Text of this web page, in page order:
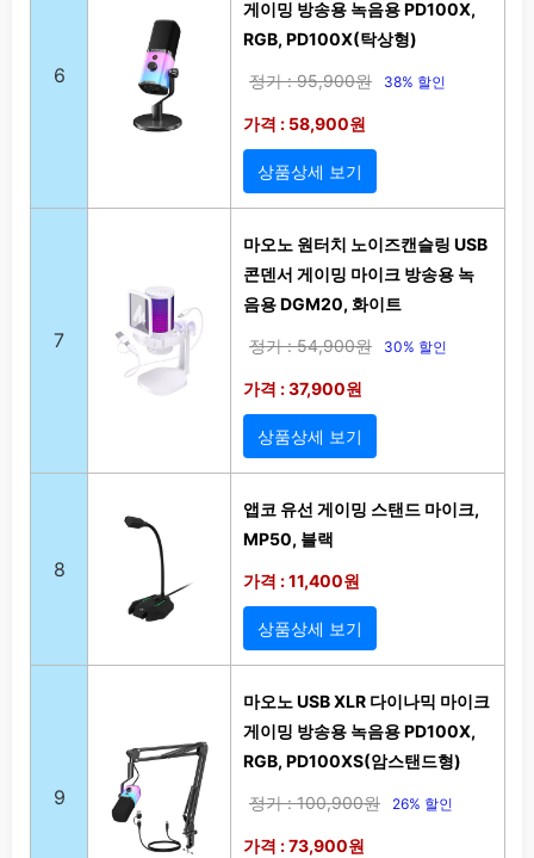
6
게이밍 방송용 녹음용 PD100X,
RGB, PD100X(탁상형)
정가 : 95,900원 38% 할인
가격 : 58,900원
상품상세 보기
7
마오노 원터치 노이즈캔슬링 USB
콘덴서 게이밍 마이크 방송용 녹
음용 DGM20, 화이트
정가 : 54,900원 30% 할인
가격 : 37,900원
상품상세 보기
8
앱코 유선 게이밍 스탠드 마이크,
MP50, 블랙
가격 : 11,400원
상품상세 보기
9
마오노 USB XLR 다이나믹 마이크
게이밍 방송용 녹음용 PD100X,
RGB, PD100XS(암스탠드형)
정가 : 100,900원 26% 할인
가격 : 73,900원